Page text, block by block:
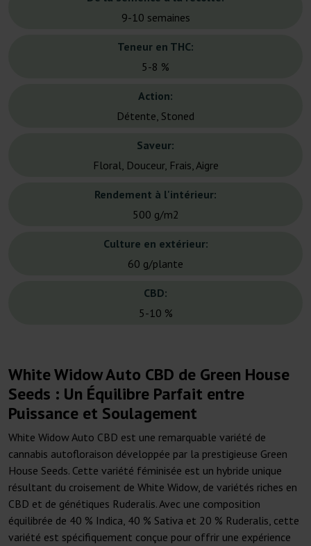
9-10 semaines
Teneur en THC:
5-8 %
Action:
Détente, Stoned
Saveur:
Floral, Douceur, Frais, Aigre
Rendement à l'intérieur:
500 g/m2
Culture en extérieur:
60 g/plante
CBD:
5-10 %
White Widow Auto CBD de Green House
Seeds : Un Équilibre Parfait entre
Puissance et Soulagement
White Widow Auto CBD est une remarquable variété de
cannabis autofloraison développée par la prestigieuse Green
House Seeds. Cette variété féminisée est un hybride unique
résultant du croisement de White Widow, de variétés riches en
CBD et de génétiques Ruderalis. Avec une composition
équilibrée de 40 % Indica, 40 % Sativa et 20 % Ruderalis, cette
variété est spécifiquement conçue pour offrir une expérience